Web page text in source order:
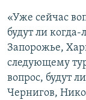
«Уже сейчас
будут ли
Запорожье,
следующему
вопрос, будут
Чернигов,